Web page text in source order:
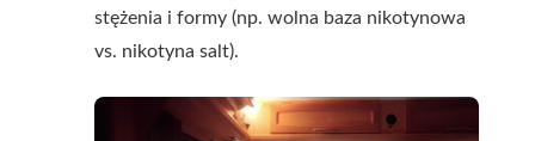
stężenia i formy (np. wolna baza nikotynowa
vs. nikotyna salt).